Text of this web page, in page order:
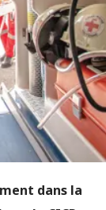
dans la